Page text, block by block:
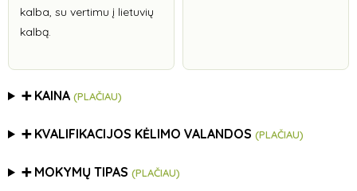
kalba, su vertimu į lietuvių
kalbą.
➕ KAINA (PLAČIAU)
➕ KVALIFIKACIJOS KĖLIMO VALANDOS (PLAČIAU)
➕ MOKYMŲ TIPAS (PLAČIAU)